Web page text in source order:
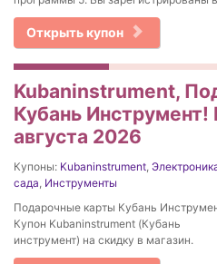
Открыть купон
Kubaninstrument,
Кубань Инструмент!
августа 2026
Купоны: Kubaninstrument,
сада, Инструменты
Подарочные карты Кубань
Купон Kubaninstrument (Кубань
инструмент) на скидку в магазин.